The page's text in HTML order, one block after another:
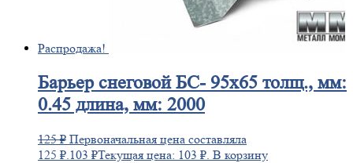
Распродажа!
Барьерснеговой БС- 95х65 толщ., мм:
0.45 длина, мм: 2000
125₽ Первоначальная цена составляла
125 ₽. 103 ₽Текущая цена: 103 ₽. В корзину